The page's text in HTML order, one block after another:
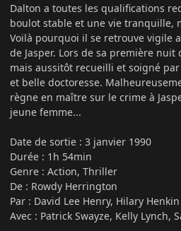
Dalton a toutes les qualifications
boulot stable et une vie tranquille,
Voilà pourquoi il se retrouve vigile
de Jasper. Lors de sa première
mais aussitôt recueilli et soigné
et belle doctoresse.
règne en maître sur le crime à
jeune femme...
Date de sortie : 3 janvier 1990
Durée : 1h 54min
Genre : Action, Thriller
De : Rowdy Herrington
Par : David Lee Henry, Hilary Henkin
Avec : Patrick Swayze, Kelly Lynch,